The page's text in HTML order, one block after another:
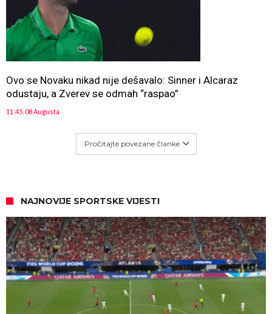
Ovo se Novaku nikad nije dešavalo: Sinner i Alcaraz
odustaju, a Zverev se odmah “raspao”
11:45, 08 Augusta
Pročitajte povezane članke
NAJNOVIJE SPORTSKE VIJESTI